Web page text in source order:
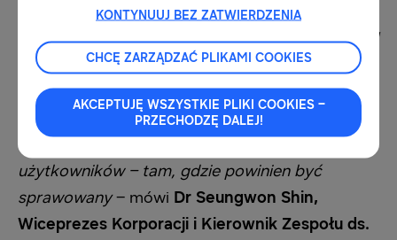
wbudowane zabezpieczenia. Każdy użytkownik
powinien móc korzystać z nowych możliwości AI
z poczuciem spokoju, wiedząc, że jego dane są
chronione, a on sam zachowuje nad nimi
kontrolę. Dlatego skupiamy się na tym, aby
oddać nadzór nad prywatnością w ręce
użytkowników – tam, gdzie powinien być
sprawowany– mówi Dr Seungwon Shin,
Wiceprezes Korporacji i Kierownik Zespołu ds.
KONTYNUUJ BEZ ZATWIERDZENIA
CHCĘ ZARZĄDZAĆ PLIKAMI COOKIES
AKCEPTUJĘ WSZYSTKIE PLIKI COOKIES –
PRZECHODZĘ DALEJ!